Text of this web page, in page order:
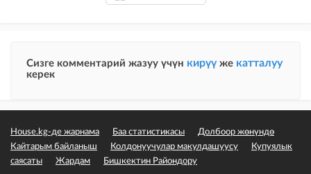
Сизге комментарий жазуу үчүн кирүү же катталуу
керек
House.kg-де жарнама Баа статистикасы
Долбоор жөнүндө
Кайтарым байланыш
Колдонуучулар макулдашуусу
Купуялык
саясаты
Жардам Бишкектин Райондору